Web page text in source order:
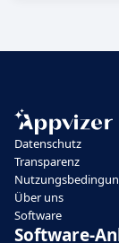
Datenschutz
Transparenz
Über uns
Software
Software-